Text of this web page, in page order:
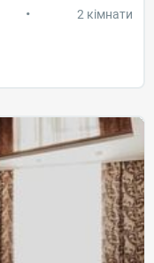
• 2 кімнати